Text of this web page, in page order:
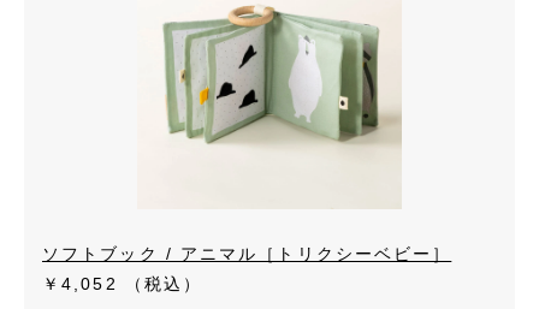
ソフトブック / アニマル［トリクシーベビー］
￥4,052
（税込）